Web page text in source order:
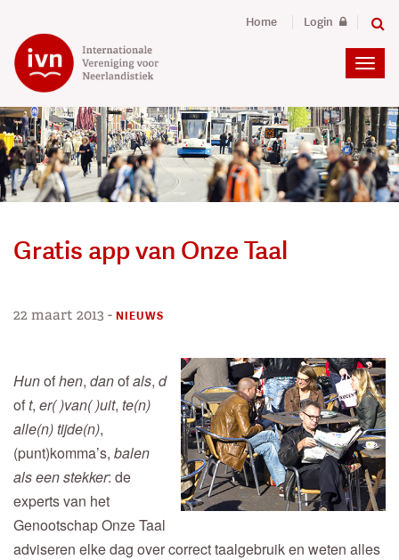
Home Login
Gratis app van Onze Taal
22 maart 2013 - NIEUWS
Hunofhen, danofals, d
oft, er( )van( )uit, te(n)
alle(n) tijde(n),
(punt)komma’s, balen
als een stekker: de
experts van het
Genootschap Onze Taal
adviseren elke dag over correct taalgebruik en weten alles